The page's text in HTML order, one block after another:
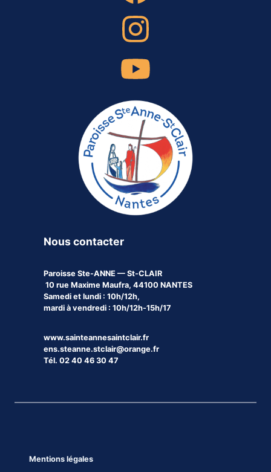
Nous contacter
Paroisse Ste-ANNE — St-CLAIR
10 rue Maxime Maufra, 44100 NANTES
Samedi et lundi : 10h/12h,
mardi à vendredi : 10h/12h-15h/17
www.sainteannesaintclair.fr
ens.steanne.stclair@orange.fr
Tél. 02 40 46 30 47
Mentions légales